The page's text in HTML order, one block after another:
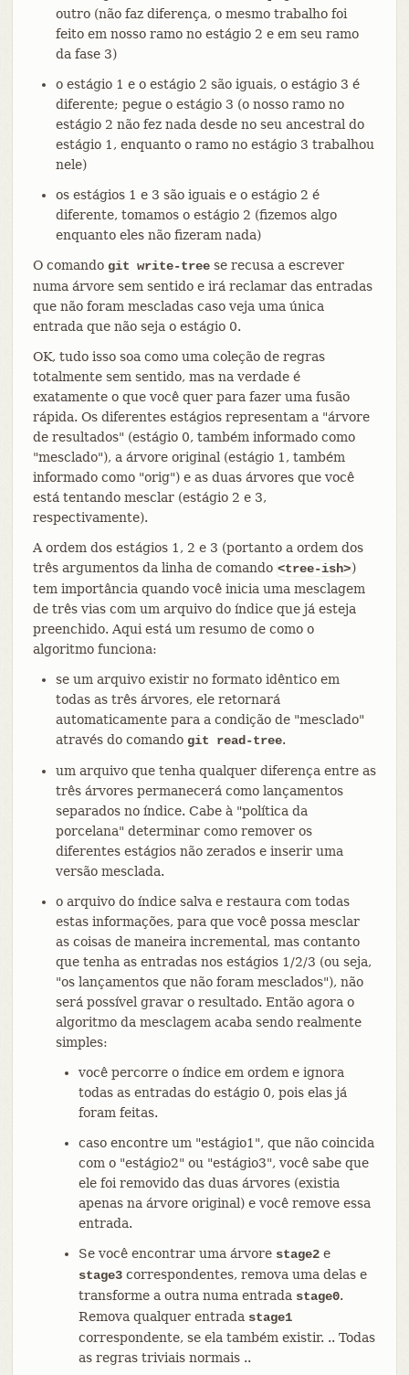
outro (não faz diferença, o mesmo trabalho foi
feito em nosso ramo no estágio 2 e em seu ramo
da fase 3)
o estágio 1 e o estágio 2 são iguais, o estágio 3 é
diferente; pegue o estágio 3 (o nosso ramo no
estágio 2 não fez nada desde no seu ancestral do
estágio 1, enquanto o ramo no estágio 3 trabalhou
nele)
os estágios 1 e 3 são iguais e o estágio 2 é
diferente, tomamos o estágio 2 (fizemos algo
enquanto eles não fizeram nada)
O comando git write-treese recusa a escrever
numa árvore sem sentido e irá reclamar das entradas
que não foram mescladas caso veja uma única
entrada que não seja o estágio 0.
OK, tudo isso soa como uma coleção de regras
totalmente sem sentido, mas na verdade é
exatamente o que você quer para fazer uma fusão
rápida. Os diferentes estágios representam a "árvore
de resultados" (estágio 0, também informado como
"mesclado"), a árvore original (estágio 1, também
informado como "orig") e as duas árvores que você
está tentando mesclar (estágio 2 e 3,
respectivamente).
A ordem dos estágios 1, 2 e 3 (portanto a ordem dos
três argumentos da linha de comando <tree-ish>)
tem importância quando você inicia uma mesclagem
de três vias com um arquivo do índice que já esteja
preenchido. Aqui está um resumo de como o
algoritmo funciona:
se um arquivo existir no formato idêntico em
todas as três árvores, ele retornará
automaticamente para a condição de "mesclado"
através do comando git read-tree.
um arquivo que tenha qualquer diferença entre as
três árvores permanecerá como lançamentos
separados no índice. Cabe à "política da
porcelana" determinar como remover os
diferentes estágios não zerados e inserir uma
versão mesclada.
o arquivo do índice salva e restaura com todas
estas informações, para que você possa mesclar
as coisas de maneira incremental, mas contanto
que tenha as entradas nos estágios 1/2/3 (ou seja,
"os lançamentos que não foram mesclados"), não
será possível gravar o resultado. Então agora o
algoritmo da mesclagem acaba sendo realmente
simples:
você percorre o índice em ordem e ignora
todas as entradas do estágio 0, pois elas já
foram feitas.
caso encontre um "estágio1", que não coincida
com o "estágio2" ou "estágio3", você sabe que
ele foi removido das duas árvores (existia
apenas na árvore original) e você remove essa
entrada.
Se você encontrar uma árvore stage2e
stage3correspondentes, remova uma delas e
transforme a outra numa entrada stage0.
Remova qualquer entrada stage1
correspondente, se ela também existir. .. Todas
as regras triviais normais ..